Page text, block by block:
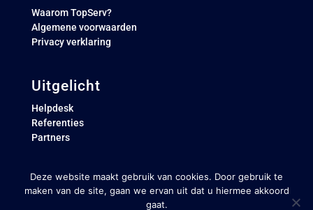
Waarom TopServ?
Algemene voorwaarden
Privacy verklaring
Uitgelicht
Helpdesk
Referenties
Partners
Deze website maakt gebruik van cookies. Door gebruik te
maken van de site, gaan we ervan uit dat u hiermee akkoord
gaat.